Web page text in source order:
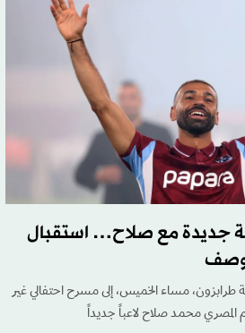
جديدة مع صلاح… استقبال
طرابزون، مساء الخميس، إلى مسرح احتفالي غير
محمد صلاح لاعباً جديداً